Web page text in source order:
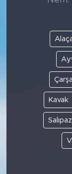
Kavak
POLİTİKA
EKONOMİ
KÜLTÜR
YAŞAM